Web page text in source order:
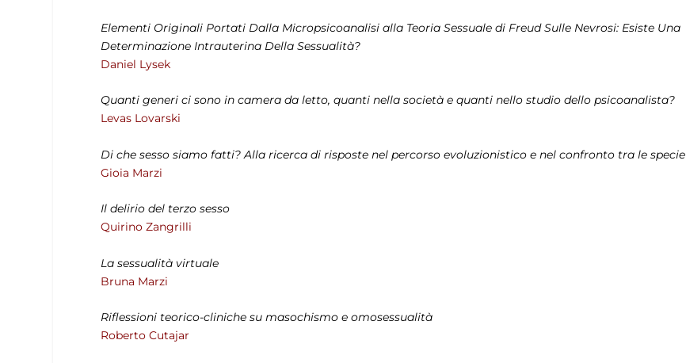
Elementi Originali Portati Dalla Micropsicoanalisi alla Teoria Sessuale di Freud Sulle Nevrosi: Esiste Una
Determinazione Intrauterina Della Sessualità?
Daniel Lysek
Quanti generi ci sono in camera da letto, quanti nella società e quanti nello studio dello psicoanalista?
Levas Lovarski
Di che sesso siamo fatti? Alla ricerca di risposte nel percorso evoluzionistico e nel confronto tra le specie
Gioia Marzi
Il delirio del terzo sesso
Quirino Zangrilli
La sessualità virtuale
Bruna Marzi
Riflessioni teorico-cliniche su masochismo e omosessualità
Roberto Cutajar